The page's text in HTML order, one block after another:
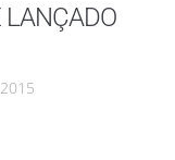
LANÇADO